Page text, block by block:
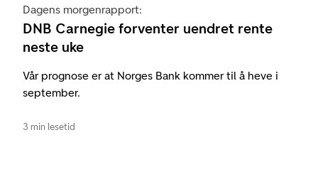
Dagens morgenrapport:
DNB Carnegie forventer uendret rente
neste uke
Vår prognose er at Norges Bank kommer til å heve i
september.
3 min lesetid